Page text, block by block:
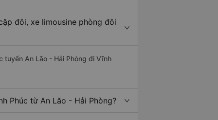
đôi, xe limousine phòng đôi
tuyến An Lão - Hải Phòng đi Vĩnh
Phúc từ An Lão - Hải Phòng?